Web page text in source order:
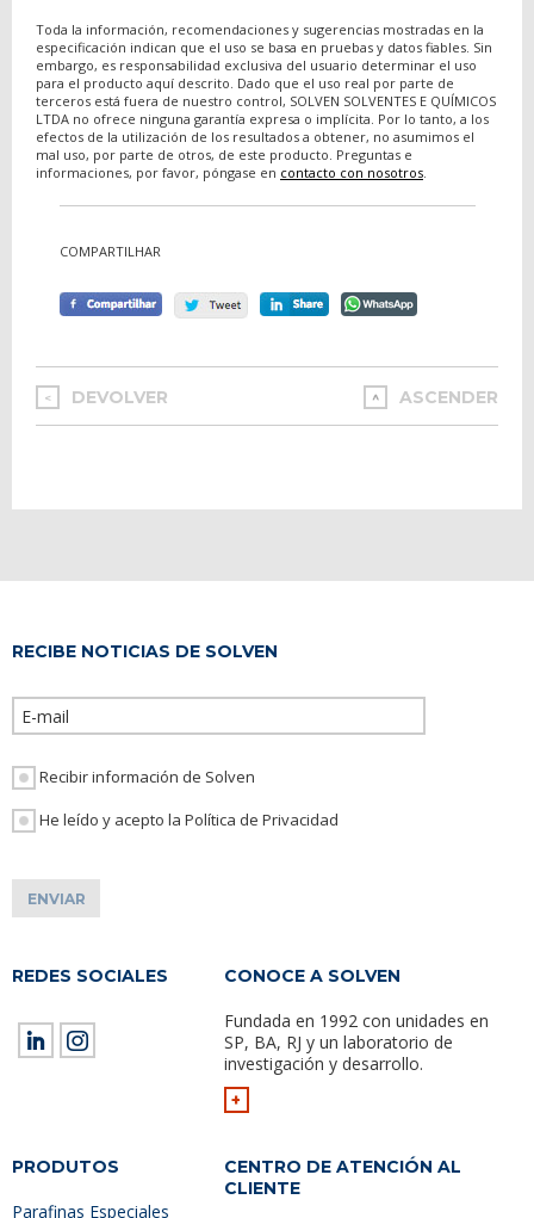
Toda la información, recomendaciones y sugerencias mostradas en la
especificación indican que el uso se basa en pruebas y datos fiables. Sin
embargo, es responsabilidad exclusiva del usuario determinar el uso
para el producto aquí descrito. Dado que el uso real por parte de
terceros está fuera de nuestro control, SOLVEN SOLVENTES E QUÍMICOS
LTDA no ofrece ninguna garantía expresa o implícita. Por lo tanto, a los
efectos de la utilización de los resultados a obtener, no asumimos el
mal uso, por parte de otros, de este producto. Preguntas e
informaciones, por favor, póngase en contacto con nosotros.
COMPARTILHAR
< DEVOLVER ASCENDER
RECIBE NOTICIAS DE SOLVEN
Recibir información de Solven
He leído y acepto la Política de Privacidad
REDES SOCIALES CONOCE A SOLVEN
Fundada en 1992 con unidades en
SP, BA, RJ y un laboratorio de
investigación y desarrollo.
+
PRODUTOS
Parafinas Especiales
CENTRO DE ATENCIÓN AL
CLIENTE